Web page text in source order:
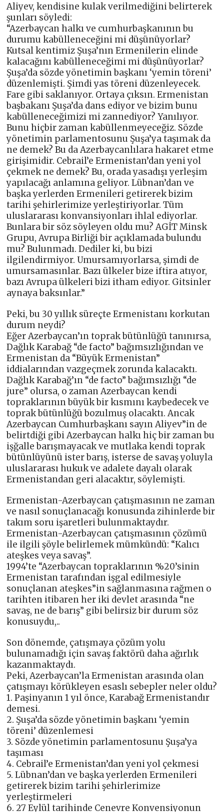
Aliyev, kendisine kulak verilmediğini belirterek
şunları söyledi:
“Azerbaycan halkı ve cumhurbaşkanının bu
durumu kabülleneceğini mi düşünüyorlar?
Kutsal kentimiz Şuşa’nın Ermenilerin elinde
kalacağını kabülleneceğimi mi düşünüyorlar?
Şuşa’da sözde yönetimin başkanı ‘yemin töreni’
düzenlemişti. Şimdi yas töreni düzenleyecek.
Fare gibi saklanıyor. Ortaya çıksın. Ermenistan
başbakanı Şuşa’da dans ediyor ve bizim bunu
kabülleneceğimizi mi zannediyor? Yanılıyor.
Bunu hiçbir zaman kabüllenmeyeceğiz. Sözde
yönetimin parlamentosunu Şuşa’ya taşımak da
ne demek? Bu da Azerbaycanlılara hakaret etme
girişimidir. Cebrail’e Ermenistan’dan yeni yol
çekmek ne demek? Bu, orada yasadışı yerleşim
yapılacağı anlamına geliyor. Lübnan’dan ve
başka yerlerden Ermenileri getirerek bizim
tarihi şehirlerimize yerleştiriyorlar. Tüm
uluslararası konvansiyonları ihlal ediyorlar.
Bunlara bir söz söyleyen oldu mu? AGİT Minsk
Grupu, Avrupa Birliği bir açıklamada bulundu
mu? Bulunmadı. Dediler ki, bu bizi
ilgilendirmiyor. Umursamıyorlarsa, şimdi de
umursamasınlar. Bazı ülkeler bize iftira atıyor,
bazı Avrupa ülkeleri bizi itham ediyor. Gitsinler
aynaya baksınlar.”
Peki, bu 30 yıllık süreçte Ermenistanı korkutan
durum neydi?
Eğer Azerbaycan’ın toprak bütünlüğü tanınırsa,
Dağlık Karabağ “de facto” bağımsızlığından ve
Ermenistan da “Büyük Ermenistan”
iddialarından vazgeçmek zorunda kalacaktı.
Dağlık Karabağ’ın “de facto” bağımsızlığı “de
jure” olursa, o zaman Azerbaycan kendi
topraklarının büyük bir kısmını kaybedecek ve
toprak bütünlüğü bozulmuş olacaktı. Ancak
Azerbaycan Cumhurbaşkanı sayın Aliyev”in de
belirtdiği gibi Azerbaycan halkı hiç bir zaman bu
işğalle barışmayacak ve mutlaka kendi toprak
bütünlüyünü ister barış, isterse de savaş yoluyla
uluslararası hukuk ve adalete dayalı olarak
Ermenistandan geri alacaktır, söylemişti.
Ermenistan-Azerbaycan çatışmasının ne zaman
ve nasıl sonuçlanacağı konusunda zihinlerde bir
takım soru işaretleri bulunmaktaydır.
Ermenistan-Azerbaycan çatışmasının çözümü
ile ilgili şöyle belirlemek mümkündü: “Kalıcı
ateşkes veya savaş”.
1994’te “Azerbaycan topraklarının %20’sinin
Ermenistan tarafından işgal edilmesiyle
sonuçlanan ateşkes”in sağlanmasına rağmen o
tarihten itibaren her iki devlet arasında “ne
savaş, ne de barış” gibi belirsiz bir durum söz
konusuydu,..
Son dönemde, çatışmaya çözüm yolu
bulunamadığı için savaş faktörü daha ağırlık
kazanmaktaydı.
Peki, Azerbaycan’la Ermenistan arasında olan
çatışmayı körükleyen esaslı sebepler neler oldu?
1. Paşinyanın 1 yıl önce, Karabağ Ermenistandır
demesi.
2. Şuşa’da sözde yönetimin başkanı ‘yemin
töreni’ düzenlemesi
3. Sözde yönetimin parlamentosunu Şuşa’ya
taşıması
4. Cebrail’e Ermenistan’dan yeni yol çekmesi
5. Lübnan’dan ve başka yerlerden Ermenileri
getirerek bizim tarihi şehirlerimize
yerleştirmeleri
6. 27 Eylül tarihinde Cenevre Konvensiyonun